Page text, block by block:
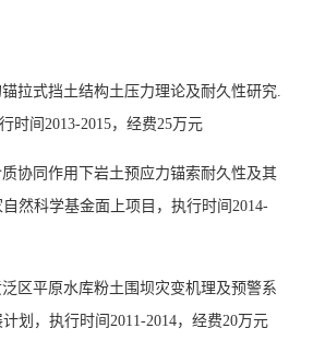
拉式挡土结构土压力理论及耐久性研究
时间 2013-2015，经费25 万元
协同作用下岩土预应力锚索耐久性及其
自然科学基金面上项目，执行时间 2014-
区平原水库粉土围坝灾变机理及预警系
划，执行时间 2011-2014，经费20 万元